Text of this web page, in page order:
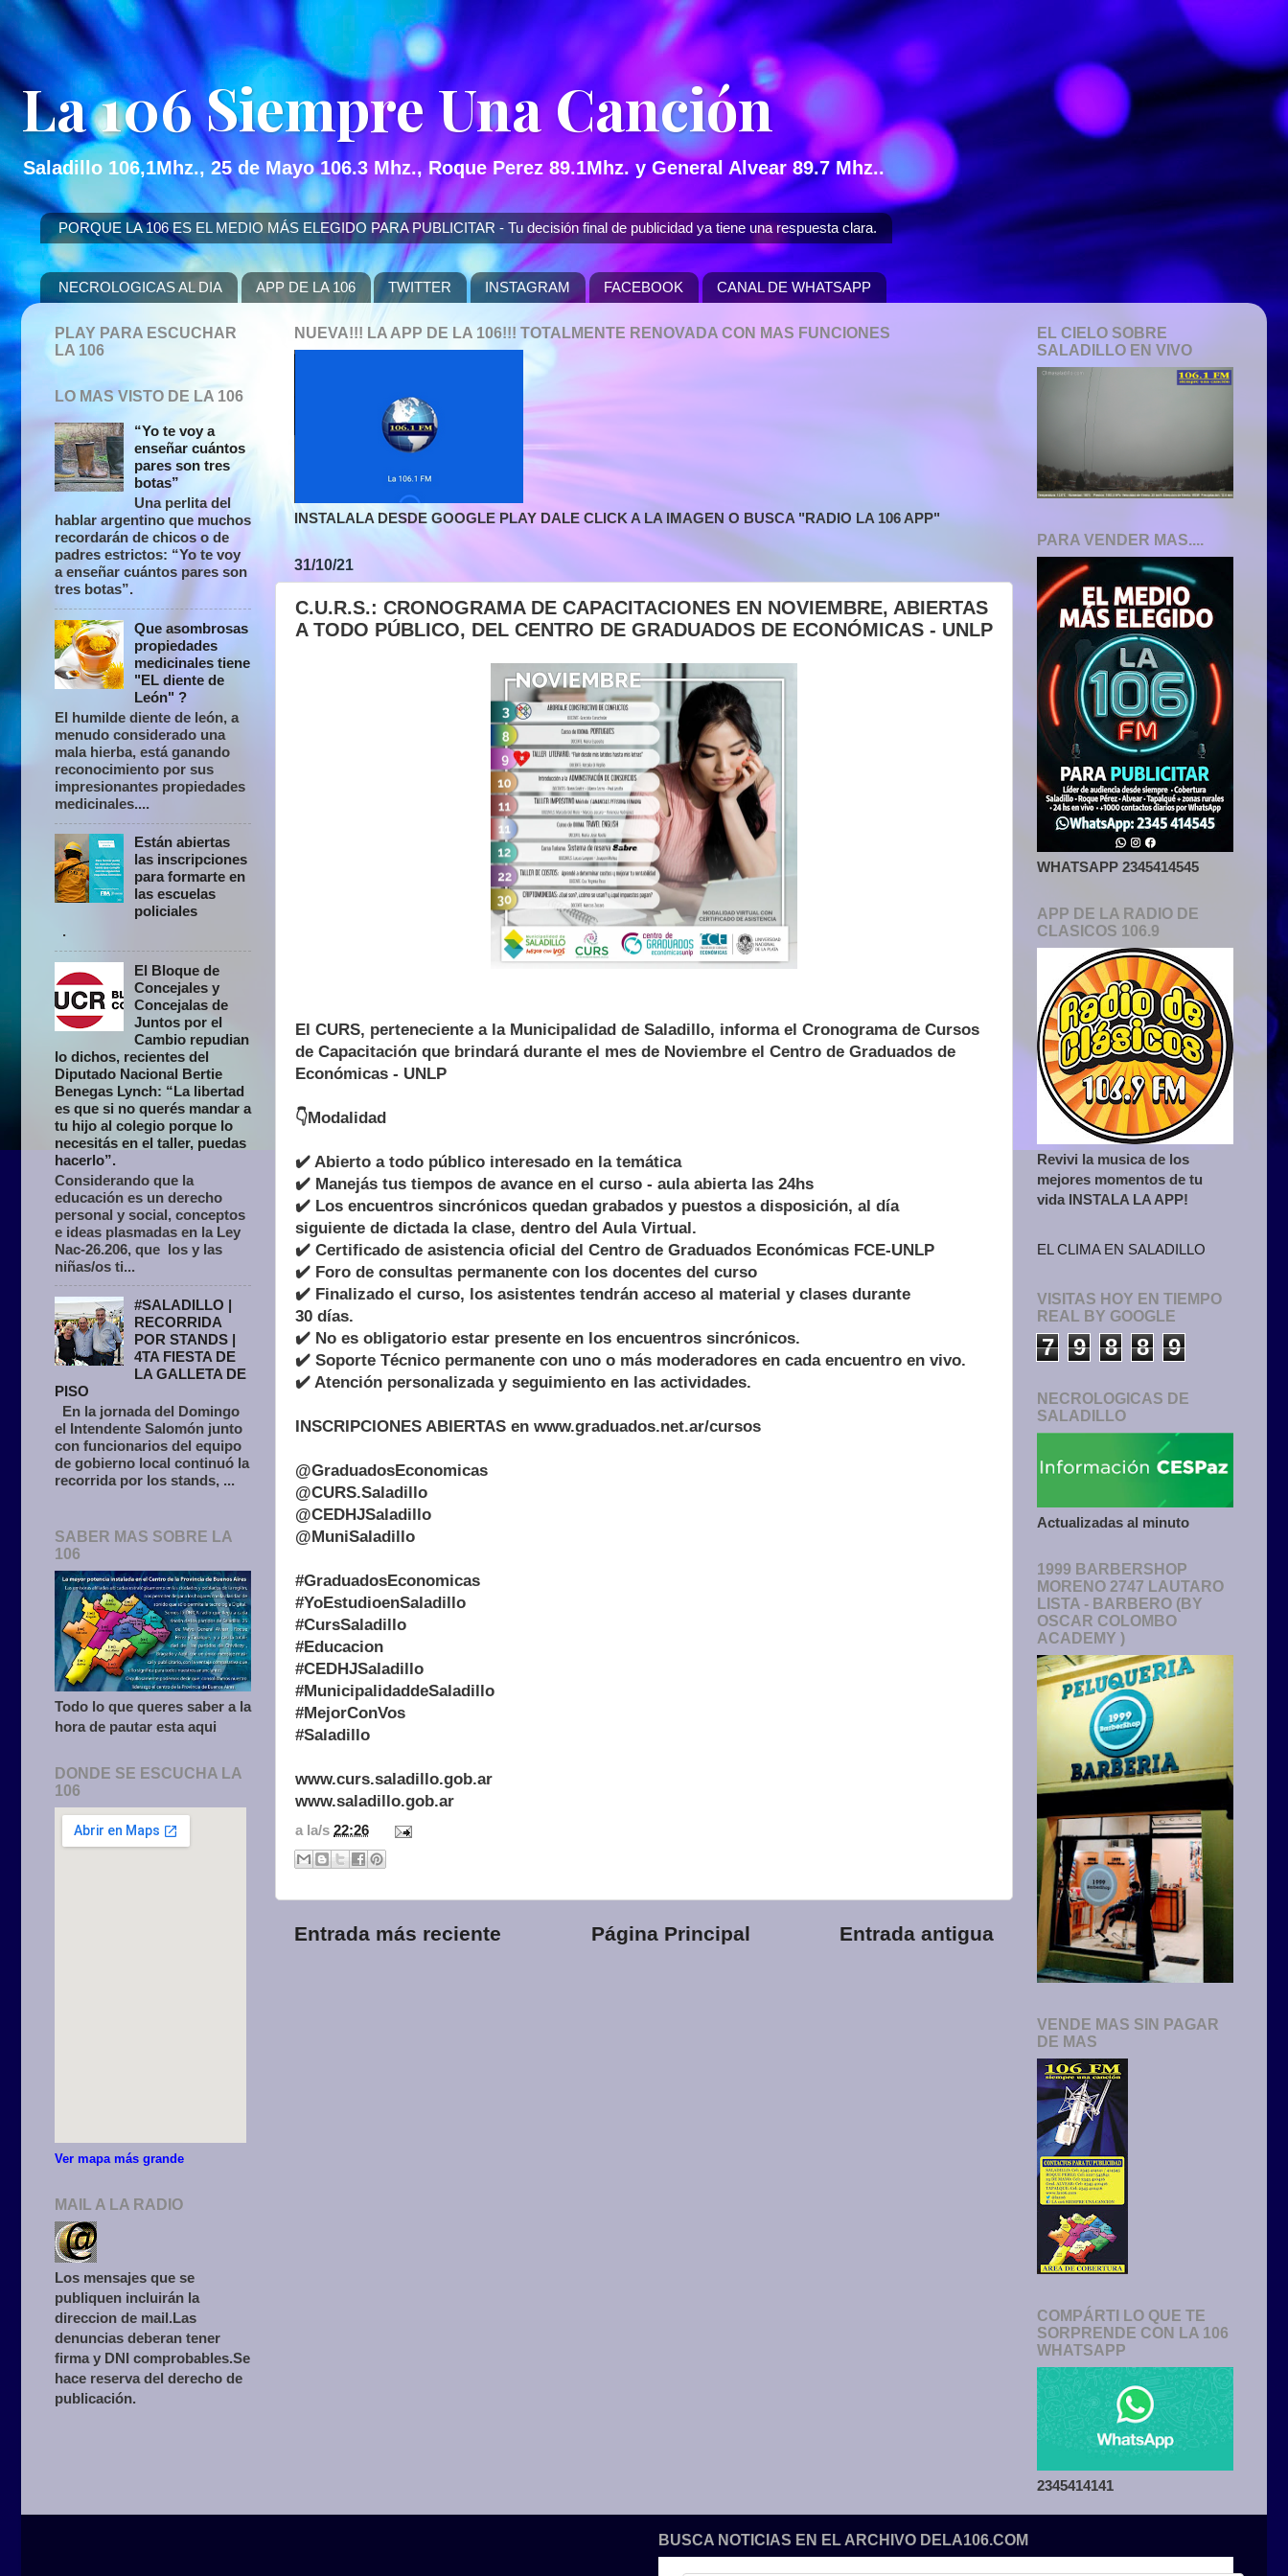
La 106 Siempre Una Canción
Saladillo 106,1Mhz., 25 de Mayo 106.3 Mhz., Roque Perez 89.1Mhz. y General Alvear 89.7 Mhz..
PORQUE LA 106 ES EL MEDIO MÁS ELEGIDO PARA PUBLICITAR - Tu decisión final de publicidad ya tiene una respuesta clara.
NECROLOGICAS AL DIA APP DE LA 106 TWITTER INSTAGRAM FACEBOOK CANAL DE WHATSAPP
NUEVA!!! LA APP DE LA 106!!! TOTALMENTE RENOVADA CON MAS FUNCIONES
INSTALALA DESDE GOOGLE PLAY DALE CLICK A LA IMAGEN O BUSCA "RADIO LA 106 APP"
31/10/21
C.U.R.S.: CRONOGRAMA DE CAPACITACIONES EN NOVIEMBRE, ABIERTAS
A TODO PÚBLICO, DEL CENTRO DE GRADUADOS DE ECONÓMICAS - UNLP
El CURS, perteneciente a la Municipalidad de Saladillo, informa el Cronograma de Cursos
de Capacitación que brindará durante el mes de Noviembre el Centro de Graduados de
Económicas - UNLP
👇Modalidad
✔️ Abierto a todo público interesado en la temática
✔️ Manejás tus tiempos de avance en el curso - aula abierta las 24hs
✔️ Los encuentros sincrónicos quedan grabados y puestos a disposición, al día
siguiente de dictada la clase, dentro del Aula Virtual.
✔️ Certificado de asistencia oficial del Centro de Graduados Económicas FCE-UNLP
✔️ Foro de consultas permanente con los docentes del curso
✔️ Finalizado el curso, los asistentes tendrán acceso al material y clases durante
30 días.
✔️ No es obligatorio estar presente en los encuentros sincrónicos.
✔️ Soporte Técnico permanente con uno o más moderadores en cada encuentro en vivo.
✔️ Atención personalizada y seguimiento en las actividades.
INSCRIPCIONES ABIERTAS en www.graduados.net.ar/cursos
@GraduadosEconomicas
@CURS.Saladillo
@CEDHJSaladillo
@MuniSaladillo
#GraduadosEconomicas
#YoEstudioenSaladillo
#CursSaladillo
#Educacion
#CEDHJSaladillo
#MunicipalidaddeSaladillo
#MejorConVos
#Saladillo
www.curs.saladillo.gob.ar
www.saladillo.gob.ar
a la/s 22:26
Entrada más reciente Entrada antigua
Página Principal
PLAY PARA ESCUCHAR
LA 106
LO MAS VISTO DE LA 106
“Yo te voy a
enseñar cuántos
pares son tres
botas”
Una perlita del
hablar argentino que muchos
recordarán de chicos o de
padres estrictos: “Yo te voy
a enseñar cuántos pares son
tres botas”.
Que asombrosas
propiedades
medicinales tiene
"EL diente de
León" ?
El humilde diente de león, a
menudo considerado una
mala hierba, está ganando
reconocimiento por sus
impresionantes propiedades
medicinales....
Están abiertas
las inscripciones
para formarte en
las escuelas
policiales
.
El Bloque de
Concejales y
Concejalas de
Juntos por el
Cambio repudian
lo dichos, recientes del
Diputado Nacional Bertie
Benegas Lynch: “La libertad
es que si no querés mandar a
tu hijo al colegio porque lo
necesitás en el taller, puedas
hacerlo”.
Considerando que la
educación es un derecho
personal y social, conceptos
e ideas plasmadas en la Ley
Nac-26.206, que los y las
niñas/os ti...
#SALADILLO |
RECORRIDA
POR STANDS |
4TA FIESTA DE
LA GALLETA DE
PISO
En la jornada del Domingo
el Intendente Salomón junto
con funcionarios del equipo
de gobierno local continuó la
recorrida por los stands, ...
SABER MAS SOBRE LA
106
Todo lo que queres saber a la
hora de pautar esta aqui
DONDE SE ESCUCHA LA
106
Ver mapa más grande
MAIL A LA RADIO
Los mensajes que se
publiquen incluirán la
direccion de mail.Las
denuncias deberan tener
firma y DNI comprobables.Se
hace reserva del derecho de
publicación.
EL CIELO SOBRE
SALADILLO EN VIVO
PARA VENDER MAS....
WHATSAPP 2345414545
APP DE LA RADIO DE
CLASICOS 106.9
Revivi la musica de los
mejores momentos de tu
vida INSTALA LA APP!
EL CLIMA EN SALADILLO
VISITAS HOY EN TIEMPO
REAL BY GOOGLE
7 9 8 8 9
NECROLOGICAS DE
SALADILLO
Actualizadas al minuto
1999 BARBERSHOP
MORENO 2747 LAUTARO
LISTA - BARBERO (BY
OSCAR COLOMBO
ACADEMY )
VENDE MAS SIN PAGAR
DE MAS
COMPÁRTI LO QUE TE
SORPRENDE CON LA 106
WHATSAPP
2345414141
BUSCA NOTICIAS EN EL ARCHIVO DELA106.COM